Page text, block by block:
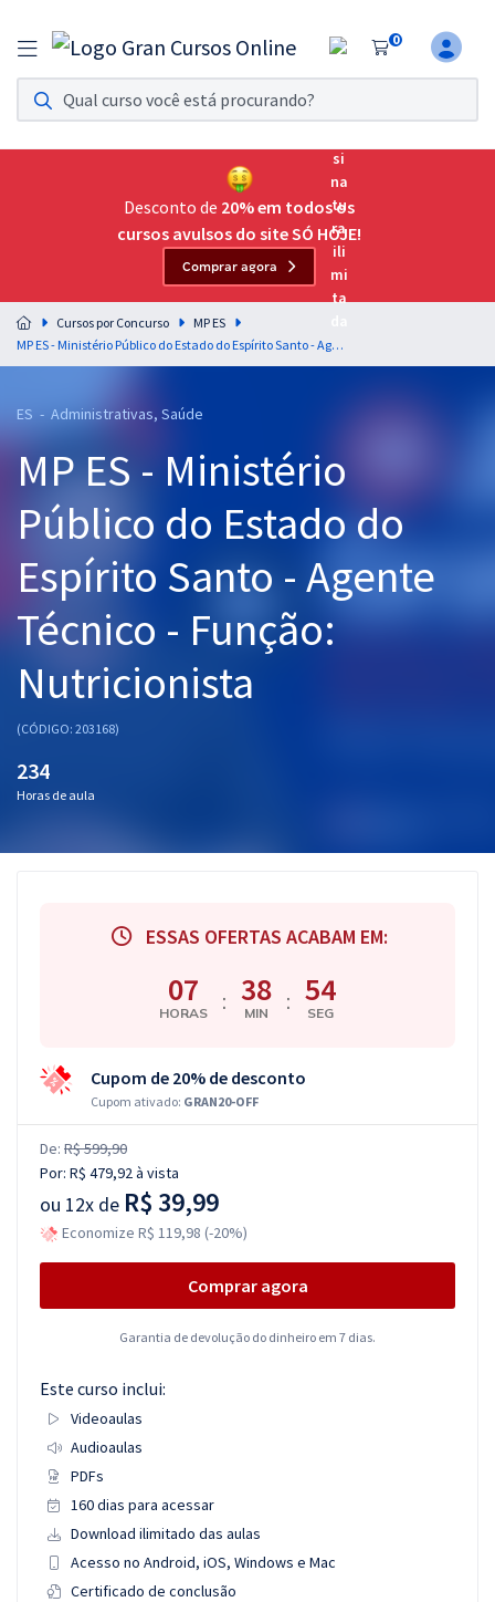
0
Assinatura Ilimitada 11
Acesso a todos os cursos. Teste grátis por 7 dias!
Assinatura OAB Até Passar
Acesso ilimitado a toda preparação para o Exame da
Residências Multiprofissionais
Preparação completa e intensiva para as principais
residências em saúde do Brasil
Cursos 20% OFF
Pós
Graduação
OAB
Questões grátis
Conteúdo gratuito
Aprovados
Desconto de 20% em todos os
cursos avulsos do site SÓ HOJE!
Comprar agora
Cursos por Concurso
MP ES
MP ES - Ministério Público do Estado do Espírito Santo - Agente Técnico - Função: Nutricionista
ES - Administrativas, Saúde
MP ES - Ministério
Público do Estado do
Espírito Santo - Agente
Técnico - Função:
Nutricionista
(CÓDIGO: 203168)
234
Horas de aula
ESSAS OFERTAS ACABAM EM:
07
HORAS : 38
MIN : 53
SEG
Cupom de 20% de desconto
Cupom ativado: GRAN20-OFF
De: R$ 599,90
Por: R$ 479,92à vista
ou 12x de R$ 39,99
Economize R$ 119,98 (-20%)
Comprar agora
Garantia de devolução do dinheiro em 7 dias.
Este curso inclui:
Videoaulas
Audioaulas
PDFs
160 dias para acessar
Download ilimitado das aulas
Acesso no Android, iOS, Windows e Mac
Certificado de conclusão